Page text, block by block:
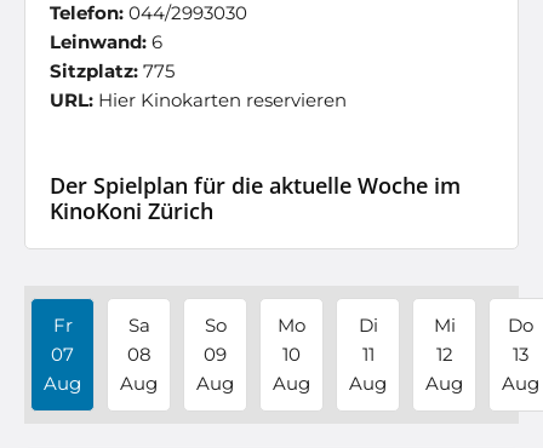
Telefon: 044/2993030
Leinwand: 6
Sitzplatz: 775
URL: Hier Kinokarten reservieren
Der Spielplan für die aktuelle Woche im
KinoKoni Zürich
Fr
07
Aug
Sa
08
Aug
So
09
Aug
Mo
10
Aug
Di
11
Aug
Mi
12
Aug
Do
13
Aug